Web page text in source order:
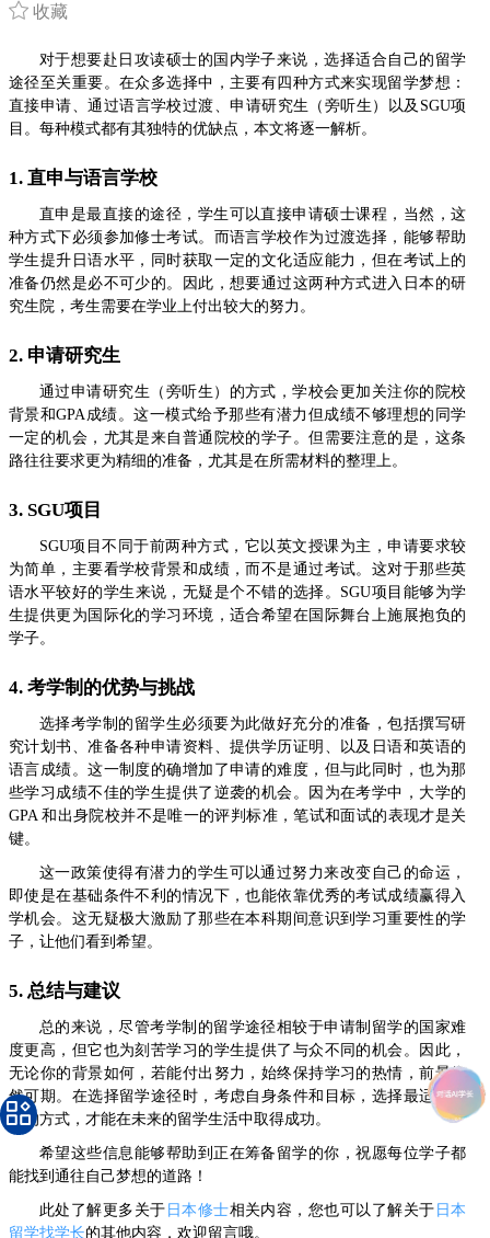
收藏
对于想要赴日攻读硕士的国内学子来说，选择适合自己的留学
途径至关重要。在众多选择中，主要有四种方式来实现留学梦想：
直接申请、通过语言学校过渡、申请研究生（旁听生）以及SGU项
目。每种模式都有其独特的优缺点，本文将逐一解析。
1. 直申与语言学校
直申是最直接的途径，学生可以直接申请硕士课程，当然，这
种方式下必须参加修士考试。而语言学校作为过渡选择，能够帮助
学生提升日语水平，同时获取一定的文化适应能力，但在考试上的
准备仍然是必不可少的。因此，想要通过这两种方式进入日本的研
究生院，考生需要在学业上付出较大的努力。
2. 申请研究生
通过申请研究生（旁听生）的方式，学校会更加关注你的院校
背景和GPA成绩。这一模式给予那些有潜力但成绩不够理想的同学
一定的机会，尤其是来自普通院校的学子。但需要注意的是，这条
路往往要求更为精细的准备，尤其是在所需材料的整理上。
3. SGU项目
SGU项目不同于前两种方式，它以英文授课为主，申请要求较
为简单，主要看学校背景和成绩，而不是通过考试。这对于那些英
语水平较好的学生来说，无疑是个不错的选择。SGU项目能够为学
生提供更为国际化的学习环境，适合希望在国际舞台上施展抱负的
学子。
4. 考学制的优势与挑战
选择考学制的留学生必须要为此做好充分的准备，包括撰写研
究计划书、准备各种申请资料、提供学历证明、以及日语和英语的
语言成绩。这一制度的确增加了申请的难度，但与此同时，也为那
些学习成绩不佳的学生提供了逆袭的机会。因为在考学中，大学的
GPA 和出身院校并不是唯一的评判标准，笔试和面试的表现才是关
键。
这一政策使得有潜力的学生可以通过努力来改变自己的命运，
即使是在基础条件不利的情况下，也能依靠优秀的考试成绩赢得入
学机会。这无疑极大激励了那些在本科期间意识到学习重要性的学
子，让他们看到希望。
5. 总结与建议
总的来说，尽管考学制的留学途径相较于申请制留学的国家难
度更高，但它也为刻苦学习的学生提供了与众不同的机会。因此，
无论你的背景如何，若能付出努力，始终保持学习的热情，前景依
然可期。在选择留学途径时，考虑自身条件和目标，选择最适合自
己的方式，才能在未来的留学生活中取得成功。
希望这些信息能够帮助到正在筹备留学的你，祝愿每位学子都
能找到通往自己梦想的道路！
此处了解更多关于 日本修士相关内容，您也可以了解关于 日本
留学找学长的其他内容，欢迎留言哦。